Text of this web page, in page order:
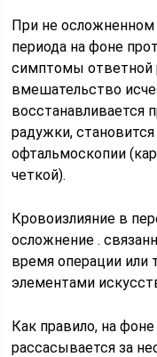
При не осложненном
периода на фоне
симптомы ответной
вмешательство
восстанавливается
радужки,
офтальмоскопии
четкой).
Кровоизлияние в
осложнение .
время операции или
элементами
Как правило, на
рассасывается за